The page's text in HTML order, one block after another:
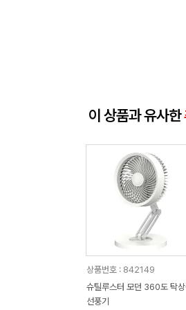
이 상품과 유사한
상품번호 : 842149
슈틸루스터 모던 360도 탁
선풍기